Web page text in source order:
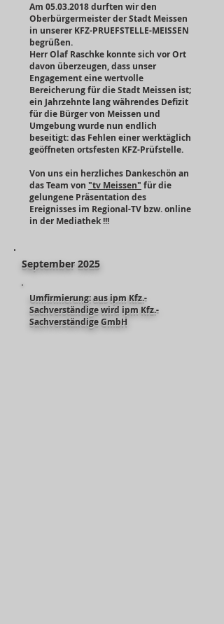
Am 05.03.2018durften wir den
Oberbürgermeister der Stadt Meissen
in unserer KFZ-PRUEFSTELLE-MEISSEN
begrüßen.
Herr Olaf Raschke konnte sich vor Ort
davon überzeugen, dass unser
Engagement eine wertvolle
Bereicherung für die Stadt Meissen ist;
ein Jahrzehnte lang währendes Defizit
für die Bürger von Meissen und
Umgebung wurde nun endlich
beseitigt: das Fehlen einer werktäglich
geöffneten ortsfesten KFZ-Prüfstelle.
Von uns ein herzliches Dankeschön an
das Team von "tv Meissen" für die
gelungene Präsentation des
Ereignisses im Regional-TV bzw. online
in der Mediathek !!!
September 2025
Umfirmierung: aus ipm Kfz.-
Sachverständige wird ipm Kfz.-
Sachverständige GmbH